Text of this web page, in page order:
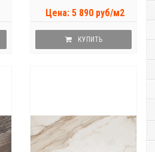
Цена: 5 890 руб/м2
КУПИТЬ